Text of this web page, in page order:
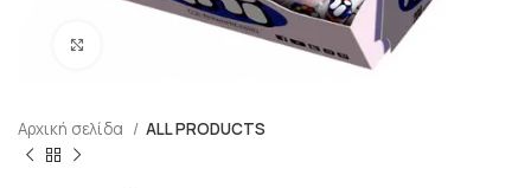
Αρχική σελίδα ALL PRODUCTS